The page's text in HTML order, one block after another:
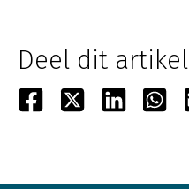
Deel dit artikel